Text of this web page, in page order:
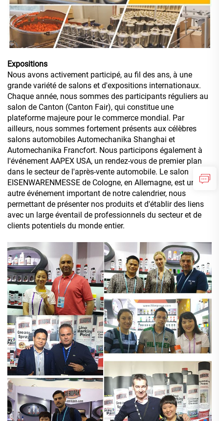
Expositions
Nous avons activement participé, au fil des ans, à une
grande variété de salons et d'expositions internationaux.
Chaque année, nous sommes des participants réguliers au
salon de Canton (Canton Fair), qui constitue une
plateforme majeure pour le commerce mondial. Par
ailleurs, nous sommes fortement présents aux célèbres
salons automobiles Automechanika Shanghai et
Automechanika Francfort. Nous participons également à
l'événement AAPEX USA, un rendez-vous de premier plan
dans le secteur de l'après-vente automobile. Le salon
EISENWARENMESSE de Cologne, en Allemagne, est un
autre événement important de notre calendrier, nous
permettant de présenter nos produits et d'établir des liens
avec un large éventail de professionnels du secteur et de
clients potentiels du monde entier.